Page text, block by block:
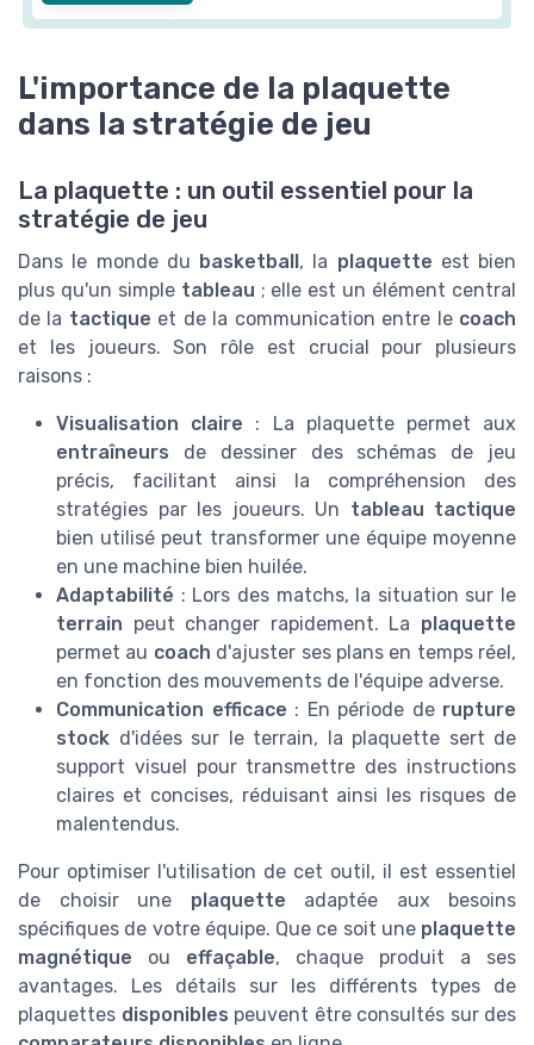
L'importance de la plaquette
dans la stratégie de jeu
La plaquette : un outil essentiel pour la
stratégie de jeu
Dans le monde du basketball , la plaquette est bien
plus qu'un simple tableau ; elle est un élément central
de la tactique et de la communication entre le coach
et les joueurs. Son rôle est crucial pour plusieurs
raisons :
Visualisation claire : La plaquette permet aux
entraîneurs de dessiner des schémas de jeu
précis, facilitant ainsi la compréhension des
stratégies par les joueurs. Un tableau tactique
bien utilisé peut transformer une équipe moyenne
en une machine bien huilée.
Adaptabilité : Lors des matchs, la situation sur le
terrain peut changer rapidement. La plaquette
permet au coach d'ajuster ses plans en temps réel,
en fonction des mouvements de l'équipe adverse.
Communication efficace : En période de rupture
stock d'idées sur le terrain, la plaquette sert de
support visuel pour transmettre des instructions
claires et concises, réduisant ainsi les risques de
malentendus.
Pour optimiser l'utilisation de cet outil, il est essentiel
de choisir une plaquette adaptée aux besoins
spécifiques de votre équipe. Que ce soit une plaquette
magnétique ou effaçable, chaque produit a ses
avantages. Les détails sur les différents types de
plaquettes disponibles peuvent être consultés sur des